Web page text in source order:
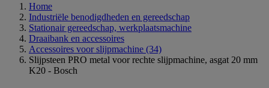
Home
Industriële benodigdheden en gereedschap
Stationair gereedschap, werkplaatsmachine
Draaibank en accessoires
Accessoires voor slijpmachine (34)
Slijpsteen PRO metal voor rechte slijpmachine, asgat 20 mm
K20 - Bosch